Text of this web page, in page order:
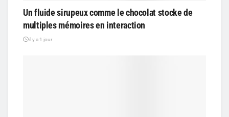
Un fluide sirupeux comme le chocolat stocke de
multiples mémoires en interaction
il y a 1 jour